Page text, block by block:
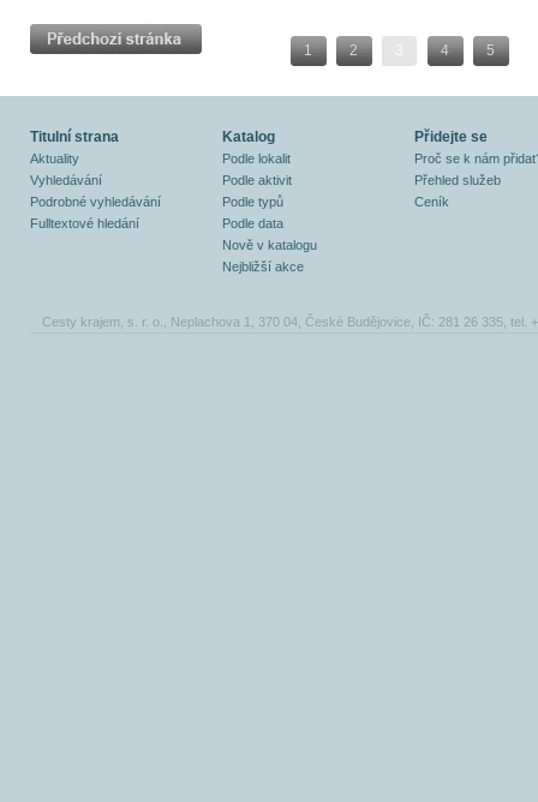
1 2 3 4 5
Titulní strana
Aktuality
Vyhledávání
Podrobné vyhledávání
Fulltextové hledání
Katalog
Podle lokalit
Podle aktivit
Podle typů
Podle data
Nově v katalogu
Nejbližší akce
Přidejte se
Proč se k nám
Přehled služeb
Ceník
Cesty krajem, s. r. o., Neplachova 1, 370 04, České Budějovice, IČ: 281 26 335, tel.